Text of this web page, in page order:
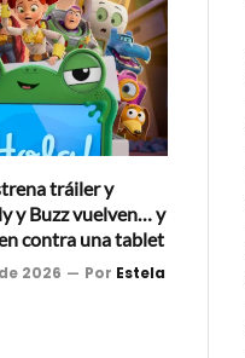
tráiler y
y Buzz vuelven… y
contra una tablet
2026 Por Estela